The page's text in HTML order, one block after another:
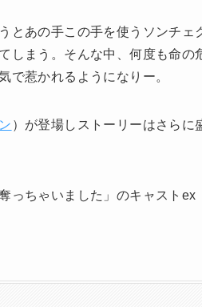
とあの手この手を使うソンチ
しまう。そんな中、何度も命
で惹かれるようになりー。
）が登場しストーリーはさらに
っちゃいました」のキャスト